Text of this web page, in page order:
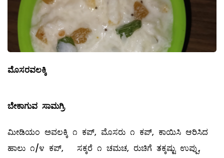
ಮೊಸರವಲಕ್ಕಿ
ಬೇಕಾಗುವ ಸಾಮಗ್ರಿ
ಮೀಡಿಯಂ ಅವಲಕ್ಕಿ ೧ ಕಪ್, ಮೊಸರು ೧ ಕಪ್, ಕಾಯಿಸಿ ಆರಿಸಿದ
ಹಾಲು ೧/೪ ಕಪ್, ಸಕ್ಕರೆ ೧ ಚಮಚ, ರುಚಿಗೆ ತಕ್ಕಷ್ಟು ಉಪ್ಪು,